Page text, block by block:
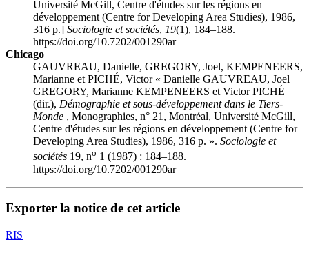
Université McGill, Centre d'études sur les régions en
développement (Centre for Developing Area Studies), 1986,
316 p.] Sociologie et sociétés, 19(1), 184–188.
https://doi.org/10.7202/001290ar
Chicago
GAUVREAU, Danielle, GREGORY, Joel, KEMPENEERS,
Marianne et PICHÉ, Victor « Danielle GAUVREAU, Joel
GREGORY, Marianne KEMPENEERS et Victor PICHÉ
(dir.), Démographie et sous-développement dans le Tiers-
Monde , Monographies, n° 21, Montréal, Université McGill,
Centre d'études sur les régions en développement (Centre for
Developing Area Studies), 1986, 316 p. ». Sociologie et
sociétés 19, no 1 (1987) : 184–188.
https://doi.org/10.7202/001290ar
Exporter la notice de cet article
RIS